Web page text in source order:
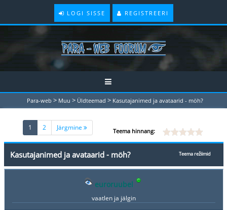
LOGI SISSE REGISTREERI
Para-web > Muu > Üldteemad > Kasutajanimed ja avataarid - möh?
1 (current)
2 Järgmine Teema hinnang:
Teema režiimid
Kasutajanimed ja avataarid - möh?
euroruubel
vaatlen ja jälgin